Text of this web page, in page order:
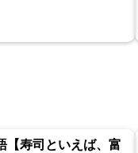
公式サイト
【寿司といえば、富